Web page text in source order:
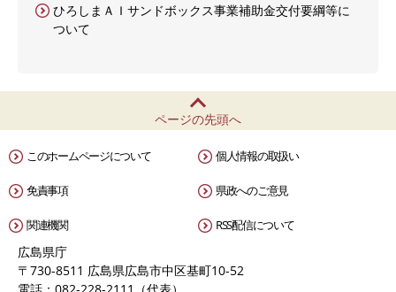
ひろしまＡＩサンドボックス事業補助金交付要綱等に
ついて
ページの先頭へ
このホームページについて 個人情報の取扱い
免責事項 県政へのご意見
関連機関 RSS配信について
広島県庁
〒730-8511 広島県広島市中区基町10-52